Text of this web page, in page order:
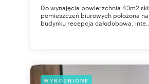
Do wynajęcia powierzchnia 43m2
pomieszczeń biurowych położona
budynku recepcja całodobowa,
WYRÓŻNIONE